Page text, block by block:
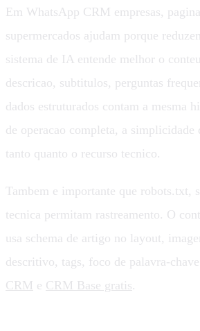
Em WhatsApp CRM empresas,
supermercados ajudam porque
sistema de IA entende melhor o
descricao, subtitulos, perguntas
dados estruturados contam a mesma
de operacao completa, a
tanto quanto o recurso tecnico.
Tambem e importante que robots.txt,
tecnica permitam rastreamento. O
usa schema de artigo no layout,
descritivo, tags, foco de palavra-
CRM e CRM Base gratis.